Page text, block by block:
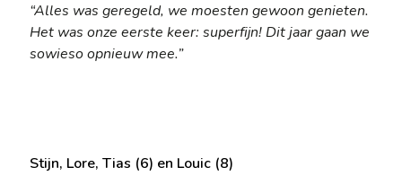
“Alles was geregeld, we moesten gewoon genieten.
Het was onze eerste keer: superfijn! Dit jaar gaan we
sowieso opnieuw mee.”
Stijn, Lore, Tias (6) en Louic (8)